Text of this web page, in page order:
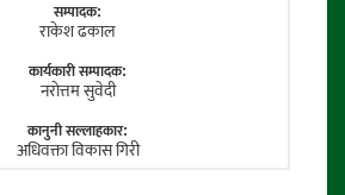
सम्पादक:
राकेश ढकाल
कार्यकारी सम्पादक:
नराेत्तम सुवेदी
कानुनी सल्लाहकार:
अधिवक्ता विकास गिरी